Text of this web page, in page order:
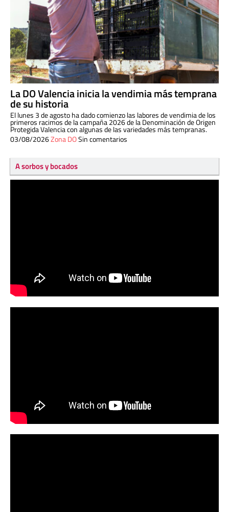
La DO Valencia inicia la vendimia más temprana
de su historia
El lunes 3 de agosto ha dado comienzo las labores de vendimia de los
primeros racimos de la campaña 2026 de la Denominación de Origen
Protegida Valencia con algunas de las variedades más tempranas.
03/08/2026Zona DOSin comentarios
A sorbos y bocados